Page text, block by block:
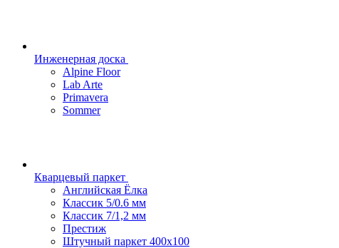
Инженерная доска
Alpine Floor
Lab Arte
Primavera
Sommer
Кварцевый паркет
Английская Ёлка
Классик 5/0.6 мм
Классик 7/1,2 мм
Престиж
Штучный паркет 400x100